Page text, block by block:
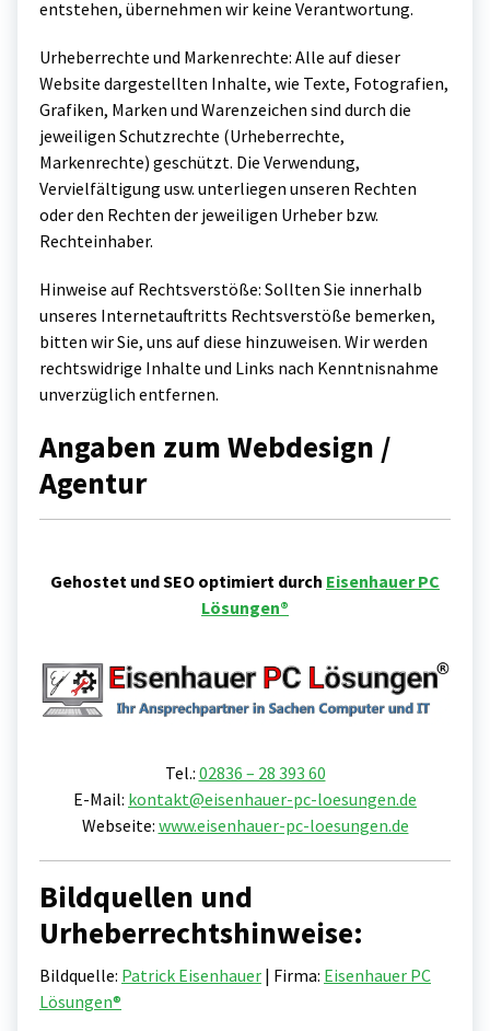
entstehen, übernehmen wir keine Verantwortung.
Urheberrechte und Markenrechte: Alle auf dieser
Website dargestellten Inhalte, wie Texte, Fotografien,
Grafiken, Marken und Warenzeichen sind durch die
jeweiligen Schutzrechte (Urheberrechte,
Markenrechte) geschützt. Die Verwendung,
Vervielfältigung usw. unterliegen unseren Rechten
oder den Rechten der jeweiligen Urheber bzw.
Rechteinhaber.
Hinweise auf Rechtsverstöße: Sollten Sie innerhalb
unseres Internetauftritts Rechtsverstöße bemerken,
bitten wir Sie, uns auf diese hinzuweisen. Wir werden
rechtswidrige Inhalte und Links nach Kenntnisnahme
unverzüglich entfernen.
Angaben zum Webdesign /
Agentur
Gehostet und SEO optimiert durch Eisenhauer PC
Lösungen®
Tel.: 02836 – 28 393 60
E-Mail: kontakt@eisenhauer-pc-loesungen.de
Webseite: www.eisenhauer-pc-loesungen.de
Bildquellen und
Urheberrechtshinweise:
Bildquelle: Patrick Eisenhauer | Firma: Eisenhauer PC
Lösungen®